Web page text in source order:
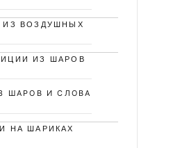
ИЗ ВОЗДУШНЫХ
ИЗ ШАРОВ
ШАРОВ И СЛОВА
НА ШАРИКАХ